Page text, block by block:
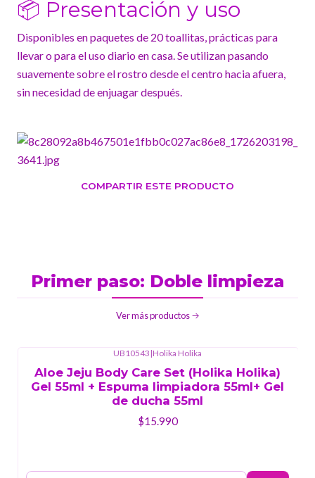
📦 Presentación y uso
Disponibles en paquetes de 20 toallitas, prácticas para
llevar o para el uso diario en casa. Se utilizan pasando
suavemente sobre el rostro desde el centro hacia afuera,
sin necesidad de enjuagar después.
COMPARTIR ESTE PRODUCTO
Primer paso: Doble limpieza
Ver más productos
UB10543|Holika Holika
Aloe Jeju Body Care Set (Holika Holika)
Gel 55ml + Espuma limpiadora 55ml+ Gel
de ducha 55ml
$15.990